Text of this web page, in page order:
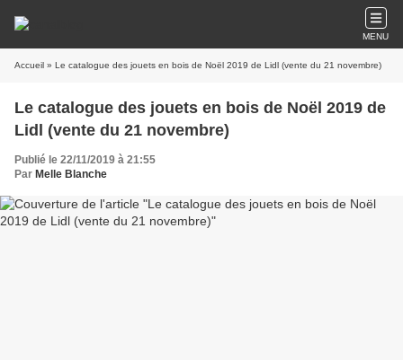
MENU
Accueil » Le catalogue des jouets en bois de Noël 2019 de Lidl (vente du 21 novembre)
Le catalogue des jouets en bois de Noël 2019 de
Lidl (vente du 21 novembre)
Publié le 22/11/2019 à 21:55
Par Melle Blanche